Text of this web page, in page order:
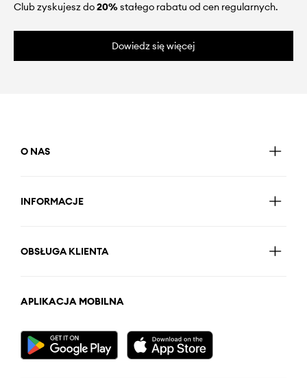
Club zyskujesz do20%stałego rabatu od cen regularnych.
Dowiedz się więcej
O NAS
INFORMACJE
OBSŁUGA KLIENTA
APLIKACJA MOBILNA